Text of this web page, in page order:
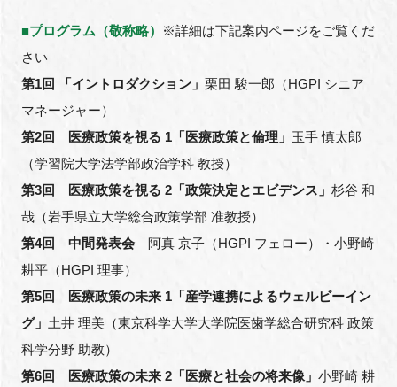
■プログラム（敬称略）
※詳細は下記案内ページをご覧くだ
さい
第1回 「イントロダクション」 栗田 駿一郎（HGPI シニア
マネージャー）
第2回 医療政策を視る 1「医療政策と倫理」 玉手 慎太郎
（学習院大学法学部政治学科 教授）
第3回 医療政策を視る 2「政策決定とエビデンス」 杉谷 和
哉（岩手県立大学総合政策学部 准教授）
第4回 中間発表会阿真 京子（HGPI フェロー）・小野崎
耕平（HGPI 理事）
第5回 医療政策の未来 1「産学連携によるウェルビーイン
グ」 土井 理美（東京科学大学大学院医歯学総合研究科 政策
科学分野 助教）
第6回 医療政策の未来 2「医療と社会の将来像」 小野崎 耕